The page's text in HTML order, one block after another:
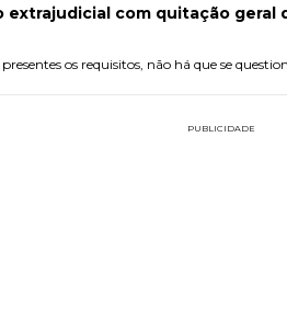
extrajudicial com quitação geral
os requisitos, não há que se
PUBLICIDADE